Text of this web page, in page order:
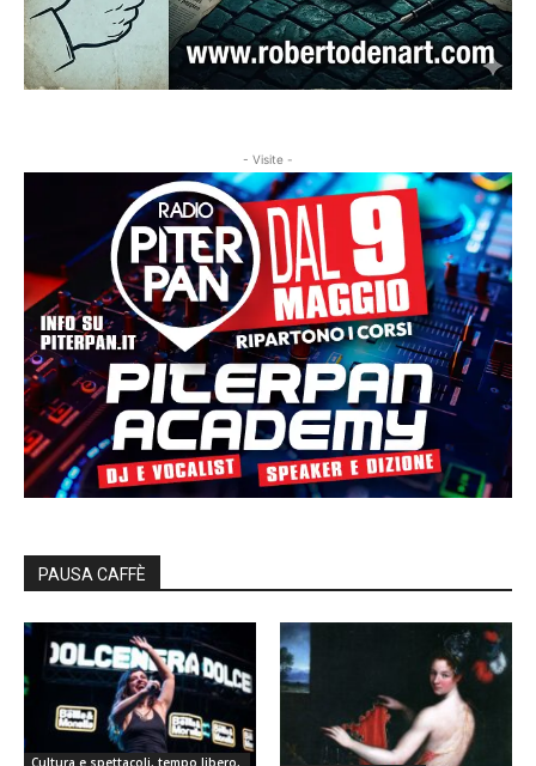
- Visite -
PAUSA CAFFÈ